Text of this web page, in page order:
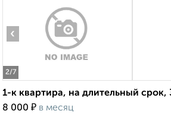
2/7
‹
1-к квартира, на длительный срок,
8 000 ₽ в месяц